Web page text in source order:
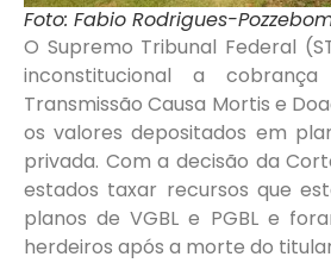
Foto: Fabio Rodrigues-
O Supremo Tribunal Federal
inconstitucional a
Transmissão Causa Mortis e
os valores depositados em
privada. Com a decisão da
estados taxar recursos que
planos de VGBL e PGBL e
herdeiros após a morte do